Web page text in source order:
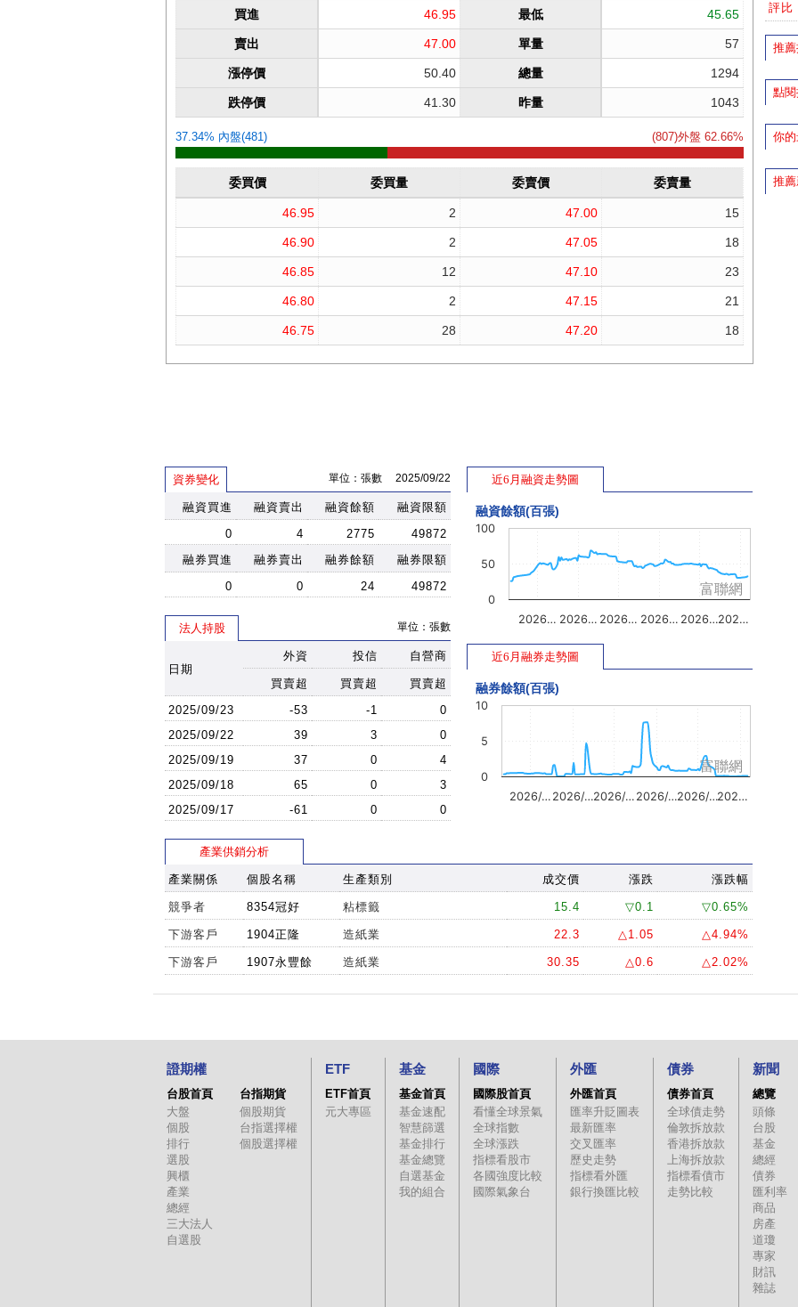
資券變化 單位：張數 2025/09/22
融資買進 融資賣出 融資餘額
融資限額
0
4 2775
49872
融券買進
融券賣出 融券餘額
融券限額
0
0 24 49872
法人持股 單位：張數
日期
外資 投信 自營商
買賣超 買賣超
買賣超
2025/09/23
-53 -1
0
2025/09/22
39 3
0
2025/09/19
37 0
4
2025/09/18
65 0
3
2025/09/17
-61 0 0
近6月融資走勢圖
融資餘額(百張)
2026… 2026… 2026… 2026… 2026…202…
0
50
100
富聯網
近6月融券走勢圖
融券餘額(百張)
2026/… 2026/…2026/… 2026/…2026/…202…
0
5
10
富聯網
產業供銷分析
產業關係 個股名稱 生產類別 成交價 漲跌 漲跌幅
競爭者 8354冠好 粘標籤 15.4 ▽0.1 ▽0.65%
下游客戶 1904正隆 造紙業 22.3 △1.05 △4.94%
下游客戶 1907永豐餘 造紙業 30.35 △0.6 △2.02%
評比
推
點
你
推
證期權
台股首頁
大盤
個股
排行
選股
興櫃
產業
總經
三大法人
自選股
台指期貨
個股期貨
台指選擇權
個股選擇權
ETF
ETF首頁
元大專區
基金
基金首頁
基金速配
智慧篩選
基金排行
基金總覽
自選基金
我的組合
國際
國際股首頁
看懂全球景氣
全球指數
全球漲跌
指標看股市
各國強度比較
國際氣象台
外匯
外匯首頁
匯率升貶圖表
最新匯率
交叉匯率
歷史走勢
指標看外匯
銀行換匯比較
債券
債券首頁
全球債走勢
倫敦拆放款
香港拆放款
上海拆放款
指標看債市
走勢比較
新聞
總覽
頭條
台股
基金
總經
債券
匯利率
商品
房產
道瓊
專家
財訊
雜誌